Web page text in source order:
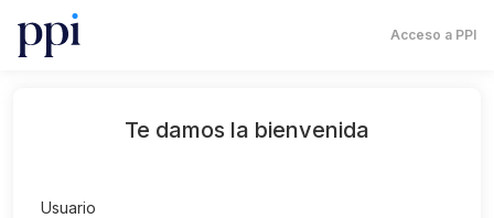
Acceso a PPI
Te damos la bienvenida
Usuario